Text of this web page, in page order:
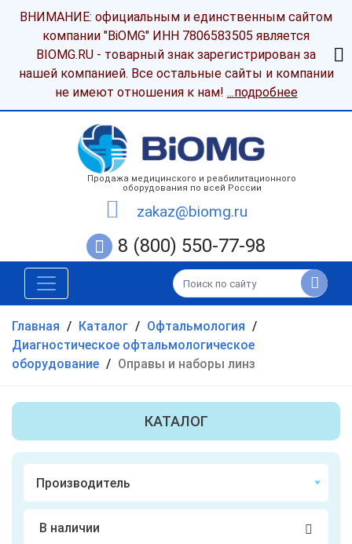
ВНИМАНИЕ: официальным и единственным сайтом
компании "BiOMG" ИНН 7806583505 является
BIOMG.RU - товарный знак зарегистрирован за
нашей компанией. Все остальные сайты и компании
не имеют отношения к нам! ...подробнее
Продажа медицинского и реабилитационного
оборудования по всей России
zakaz@biomg.ru
8 (800) 550-77-98
Главная / Каталог / Офтальмология /
Диагностическое офтальмологическое
оборудование / Оправы и наборы линз
КАТАЛОГ
В наличии